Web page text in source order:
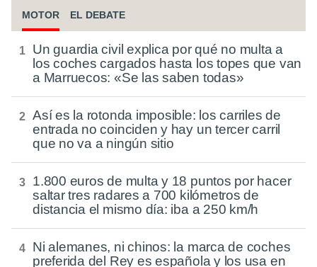
MOTOR EL DEBATE
Un guardia civil explica por qué no multa a
los coches cargados hasta los topes que van
a Marruecos: «Se las saben todas»
Así es la rotonda imposible: los carriles de
entrada no coinciden y hay un tercer carril
que no va a ningún sitio
1.800 euros de multa y 18 puntos por hacer
saltar tres radares a 700 kilómetros de
distancia el mismo día: iba a 250 km/h
Ni alemanes, ni chinos: la marca de coches
preferida del Rey es española y los usa en